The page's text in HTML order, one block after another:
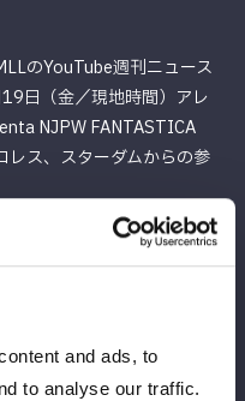
and ads, to
to analyse our traffic.
のYouTube週刊ニュース
日（金／現地時間）アレ
NJPW FANTASTICA
ス、スターダムからの参
キシコ最終試合）のほか、
、石森太二、ロ
合を魅せてくれるのでしょ